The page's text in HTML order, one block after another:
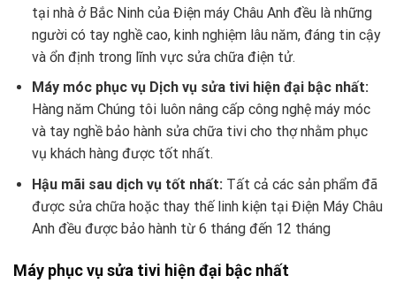
tại nhà ở Bắc Ninh của Điện máy Châu Anh đều là những
người có tay nghề cao, kinh nghiệm lâu năm, đáng tin cậy
và ổn định trong lĩnh vực sửa chữa điện tử.
Máy móc phục vụ Dịch vụ sửa tivi hiện đại bậc nhất:
Hàng năm Chúng tôi luôn nâng cấp công nghệ máy móc
và tay nghề bảo hành sửa chữa tivi cho thợ nhằm phục
vụ khách hàng được tốt nhất.
Hậu mãi sau dịch vụ tốt nhất: Tất cả các sản phẩm đã
được sửa chữa hoặc thay thế linh kiện tại Điện Máy Châu
Anh đều được bảo hành từ 6 tháng đến 12 tháng
Máy phục vụ sửa tivi hiện đại bậc nhất